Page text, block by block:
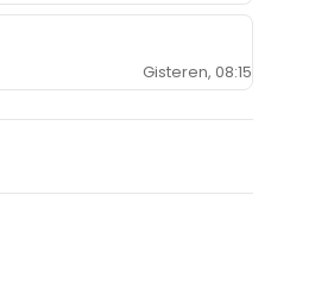
Gisteren, 08:15